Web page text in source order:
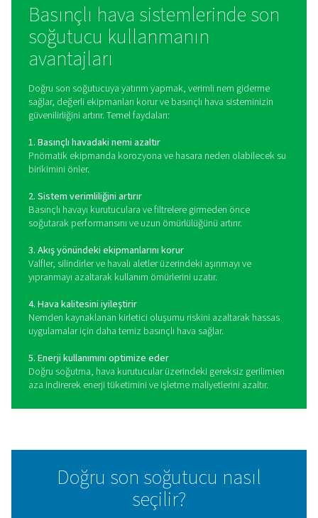
Bu soğutucular, bir ısı eşanjöründen geçerken basınçlı
ısıyı emmek için soğutma suyu kullanır. Su soğutmalı
daha tutarlı soğutma performansı sağlayarak yüksek
ortamlar veya hassas sıcaklık kontrolü gerektiren
için uygundur.
Son soğutucular, basınçlı havayı etkili bir şekilde
nemle ilgili sorunları önlemeye ve sistemdeki
filtrelerin performansını artırmaya yardımcı olur.